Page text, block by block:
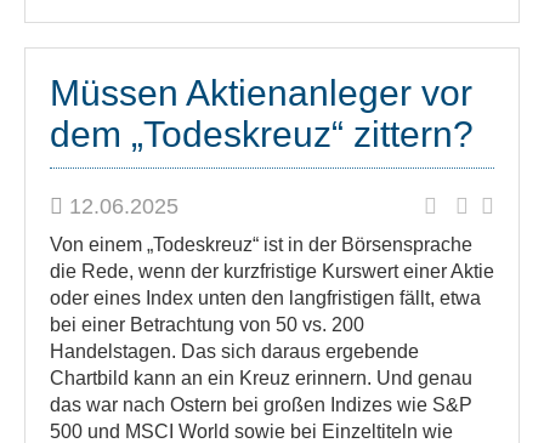
Müssen Aktienanleger vor
dem „Todeskreuz“ zittern?
12.06.2025
Von einem „Todeskreuz“ ist in der Börsensprache
die Rede, wenn der kurzfristige Kurswert einer Aktie
oder eines Index unten den langfristigen fällt, etwa
bei einer Betrachtung von 50 vs. 200
Handelstagen. Das sich daraus ergebende
Chartbild kann an ein Kreuz erinnern. Und genau
das war nach Ostern bei großen Indizes wie S&P
500 und MSCI World sowie bei Einzeltiteln wie